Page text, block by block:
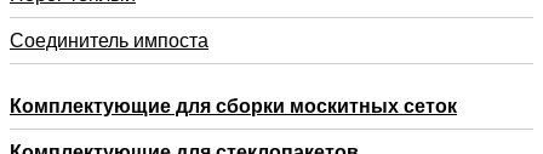
Соединитель импоста
Комплектующие для сборки москитных сеток